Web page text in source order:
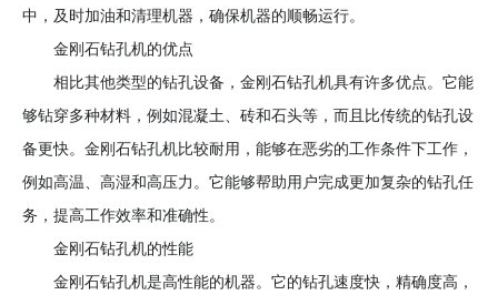
中，及时加油和清理机器，确保机器的顺畅运行。
金刚石钻孔机的优点
相比其他类型的钻孔设备，金刚石钻孔机具有许多优点。它能
够钻穿多种材料，例如混凝土、砖和石头等，而且比传统的钻孔设
备更快。金刚石钻孔机比较耐用，能够在恶劣的工作条件下工作，
例如高温、高湿和高压力。它能够帮助用户完成更加复杂的钻孔任
务，提高工作效率和准确性。
金刚石钻孔机的性能
金刚石钻孔机是高性能的机器。它的钻孔速度快，精确度高，